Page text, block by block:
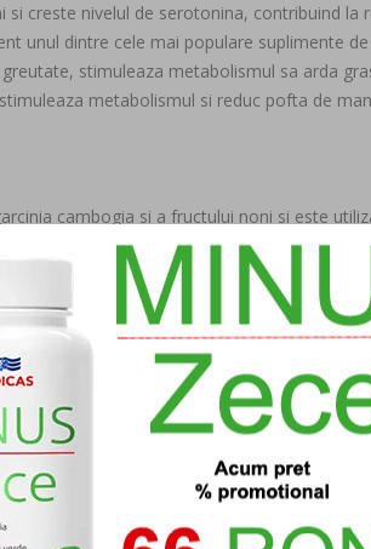
creste nivelul de serotonina, contribuind
unul dintre cele mai populare suplimente
stimuleaza metabolismul sa arda
metabolismul si reduc pofta de
cambogia si a fructului noni si este
LDL.
care reduc apetitul si grasimea din organism.
capsula inainte de masa de pranz.